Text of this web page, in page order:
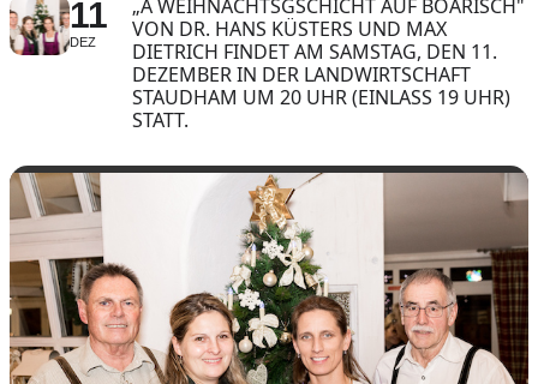
11
DEZ
„A WEIHNACHTSGSCHICHT AUF BOARISCH"
VON DR. HANS KÜSTERS UND MAX
DIETRICH FINDET AM SAMSTAG, DEN 11.
DEZEMBER IN DER LANDWIRTSCHAFT
STAUDHAM UM 20 UHR (EINLASS 19 UHR)
STATT.